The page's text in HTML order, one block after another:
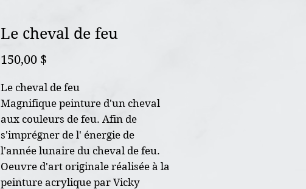
Le cheval de feu
150,00 $
Le cheval de feu
Magnifique peinture d'un cheval
aux couleurs de feu. Afin de
s'imprégner de l' énergie de
l'année lunaire du cheval de feu.
Oeuvre d'art originale réalisée à la
peinture acrylique par Vicky